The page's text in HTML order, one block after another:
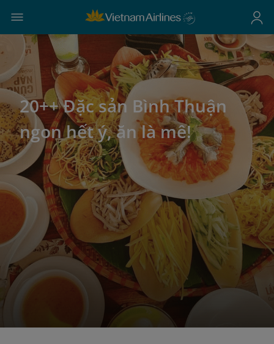
20++ Đặc sản Bình Thuận
ngon hết ý, ăn là mê!